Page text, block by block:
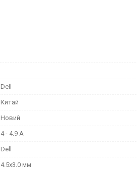
Dell
Китай
Новий
4 - 4.9 А
Dell
4.5x3.0 мм